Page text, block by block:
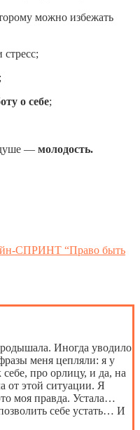
можно избежать
о себе;
— молодость.
СПРИНТ “Право быть
Иногда уводило
меня цепляли: я у
про орлицу, и да, на
от этой ситуации. Я
моя правда. Устала…
себе устать… И